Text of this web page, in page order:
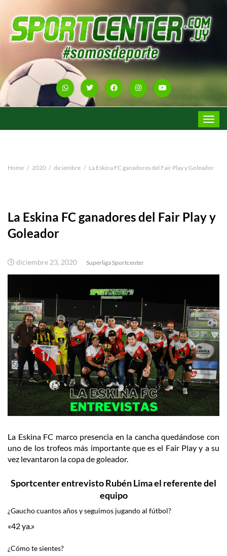
Toggle
Home 2020 diciembre La Eskina FC ganadores del Fair Play y Goleador
La Eskina FC ganadores del Fair Play y
Goleador
diciembre 23, 2020 Superliga Sportcenter
La Eskina FC marco presencia en la cancha quedándose con
uno de los trofeos más importante que es el Fair Play y a su
vez levantaron la copa de goleador.
Sportcenter entrevisto Rubén Lima el referente del
equipo
¿Gaucho cuantos años y seguimos jugando al fútbol?
«42 ya.»
¿Cómo te sientes?